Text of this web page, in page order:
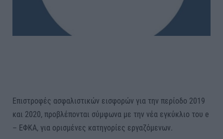
Επιστροφές ασφαλιστικών εισφορών για την περίοδο 2019
και 2020, προβλέπονται σύμφωνα με την νέα εγκύκλιο του e
– ΕΦΚΑ, για ορισμένες κατηγορίες εργαζόμενων.